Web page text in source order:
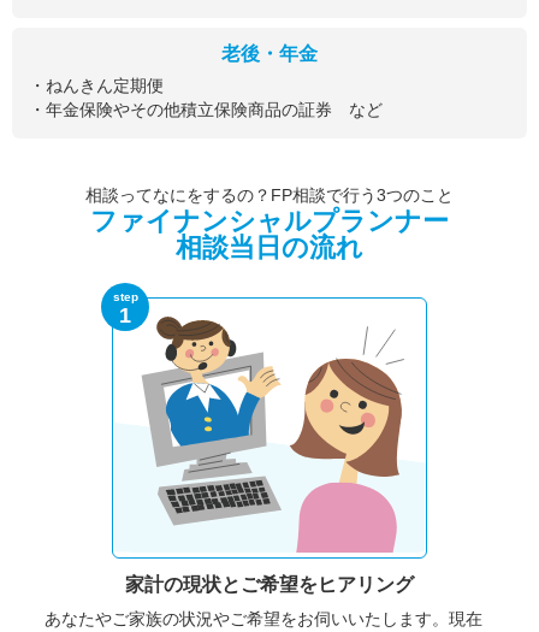
老後・年金
・ねんきん定期便
・年金保険やその他積立保険商品の証券 など
相談ってなにをするの？FP相談で行う3つのこと
ファイナンシャルプランナー
相談当日の流れ
step
1
家計の現状と ご希望をヒアリング
あなたやご家族の状況やご希望をお伺いいたします。 現在